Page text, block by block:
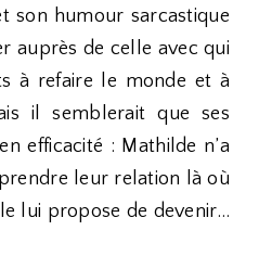
son humour sarcastique
auprès de celle avec qui
à refaire le monde et à
il semblerait que ses
efficacité : Mathilde n’a
leur relation là où
lui propose de devenir…